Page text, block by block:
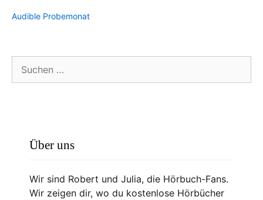
Audible Probemonat
nach:
Über uns
Wir sind Robert und Julia, die Hörbuch-Fans.
Wir zeigen dir, wo du kostenlose Hörbücher